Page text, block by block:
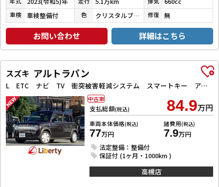
車検 車検整備付 色 クリスタルブラックパール 修復 無
お問い合わせ 詳細はこちら
スズキ アルトラパン
L ETC ナビ TV 衝突被害軽減システム スマートキー アイドリングストップ 電動格納ミラー シートヒーター ベンチシート CVT 盗難防止システム ABS ESC CD 衝突安全ボディ エアコン
支払総額(税込) 84.9万円
車両本体価格(税込)
77万円
諸費用(税込)
7.9万円
法定整備：整備付
保証付 (1ヶ月・1000km )
中古車
高槻店